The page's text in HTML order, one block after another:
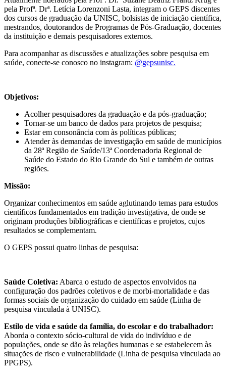
pela Profª. Drª. Letícia Lorenzoni Lasta, integram o GEPS discentes
dos cursos de graduação da UNISC, bolsistas de iniciação científica,
mestrandos, doutorandos de Programas de Pós-Graduação, docentes
da instituição e demais pesquisadores externos.
Para acompanhar as discussões e atualizações sobre pesquisa em
saúde, conecte-se conosco no instagram: @gepsunisc.
Objetivos:
Acolher pesquisadores da graduação e da pós-graduação;
Tornar-se um banco de dados para projetos de pesquisa;
Estar em consonância com às políticas públicas;
Atender às demandas de investigação em saúde de municípios
da 28ª Região de Saúde/13ª Coordenadoria Regional de
Saúde do Estado do Rio Grande do Sul e também de outras
regiões.
Missão:
Organizar conhecimentos em saúde aglutinando temas para estudos
científicos fundamentados em tradição investigativa, de onde se
originam produções bibliográficas e científicas e projetos, cujos
resultados se complementam.
O GEPS possui quatro linhas de pesquisa:
Saúde Coletiva: Abarca o estudo de aspectos envolvidos na
configuração dos padrões coletivos e de morbi-mortalidade e das
formas sociais de organização do cuidado em saúde (Linha de
pesquisa vinculada à UNISC).
Estilo de vida e saúde da família, do escolar e do trabalhador:
Aborda o contexto sócio-cultural de vida do indivíduo e de
populações, onde se dão às relações humanas e se estabelecem às
situações de risco e vulnerabilidade (Linha de pesquisa vinculada ao
PPGPS).